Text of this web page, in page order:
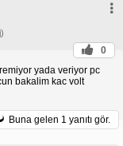
0
yada veriyor pc
bakalim kac volt
Buna gelen 1 yanıtı gör.